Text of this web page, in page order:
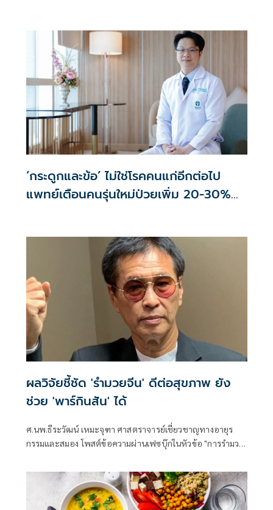
‘กระดูกและข้อ’ ไม่ใช่โรคคนแก่อีกต่อไป
แพทย์เตือนคนรุ่นใหม่ป่วยเพิ่ม 20-30%
ผลวิจัยชี้ชัด 'รำมวยจีน' ดีต่อสุขภาพ ยัง
ช่วย 'พาร์กินสัน' ได้
ศ.นพ.ธีระวัฒน์ เหมะจุฑา ศาสตราจารย์เชี่ยวชาญทางอายุร
กรรมและสมอง โพสต์ข้อความผ่านเฟซบุ๊กในหัวข้อ "การรำมวย